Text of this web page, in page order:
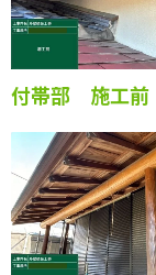
付帯部 施工前